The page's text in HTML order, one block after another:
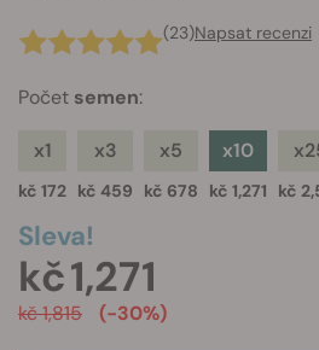
(23)Napsat recenzi
Počet semen:
x1
kč 172
x3
kč 459
x5
kč 678
x10
kč 1,271 kč
Sleva!
kč 1,271
kč 1,815 (-30%)